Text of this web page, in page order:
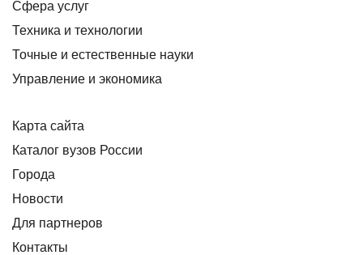
Сфера услуг
Техника и технологии
Точные и естественные науки
Управление и экономика
Карта сайта
Каталог вузов России
Города
Новости
Для партнеров
Контакты